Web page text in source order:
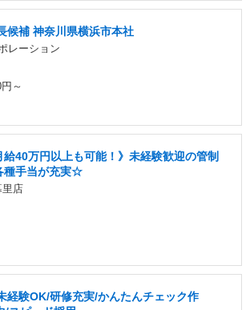
候補 神奈川県横浜市本社
レーション
～
40万円以上も可能！》未経験歓迎の管制
種手当が充実☆
里店
経験OK/研修充実/かんたんチェック作